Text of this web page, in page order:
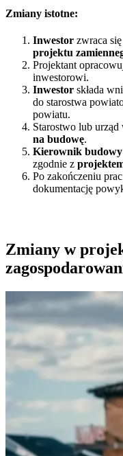
Zmiany istotne:
Inwestor zwraca
projektu
Projektant
inwestorowi.
Inwestor składa
do starostwa
powiatu.
Starostwo lub
na budowę.
Kierownik budowy
zgodnie z
Po zakończeniu prac
dokumentację
Zmiany w